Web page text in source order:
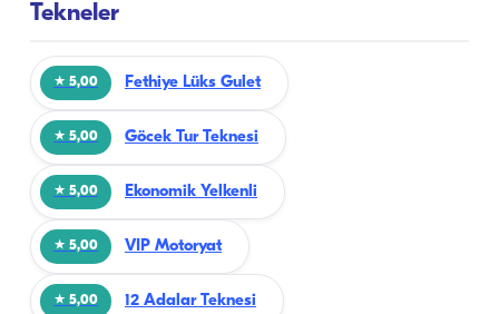
Tekneler
★ 5,00 Fethiye Lüks Gulet
★ 5,00 Göcek Tur Teknesi
★ 5,00 Ekonomik Yelkenli
★ 5,00 VIP Motoryat
★ 5,00 12 Adalar Teknesi